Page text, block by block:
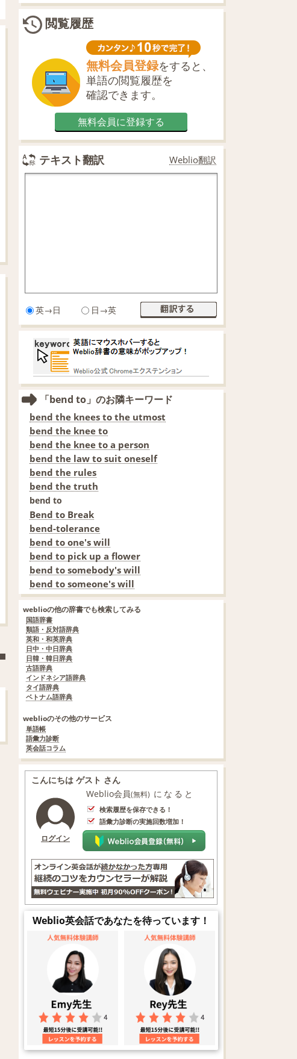
閲覧履歴
無料会員登録をすると、
単語の閲覧履歴を
確認できます。
無料会員に登録する
テキスト翻訳 Weblio翻訳
英→日 日→英
「bend to」のお隣キーワード
bend the knees to the utmost
bend the knee to
bend the knee to a person
bend the law to suit oneself
bend the rules
bend the truth
bend to
Bend to Break
bend-tolerance
bend to one's will
bend to pick up a flower
bend to somebody's will
bend to someone's will
weblioの他の辞書でも検索してみる
国語辞書
類語・反対語辞典
英和・和英辞典
日中・中日辞典
日韓・韓日辞典
古語辞典
インドネシア語辞典
タイ語辞典
ベトナム語辞典
weblioのその他のサービス
単語帳
語彙力診断
英会話コラム
こんにちは ゲスト さん
ログイン
Weblio会員(無料) になると
検索履歴を保存できる！
語彙力診断の実施回数増加！
Weblio英会話であなたを待っています！